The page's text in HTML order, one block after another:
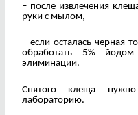
– после извлечения
руки с мылом,
– если осталась черная
обработать 5%
элиминации.
Снятого клеща нужно
лабораторию.